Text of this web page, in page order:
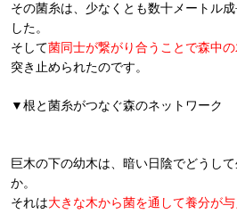
その菌糸は、少なくとも数十メートル
した。
そして菌同士が繋がり合うことで森中
突き止められたのです。
▼根と菌糸がつなぐ森のネットワーク
巨木の下の幼木は、暗い日陰でどうし
か。
それは大きな木から菌を通して養分が